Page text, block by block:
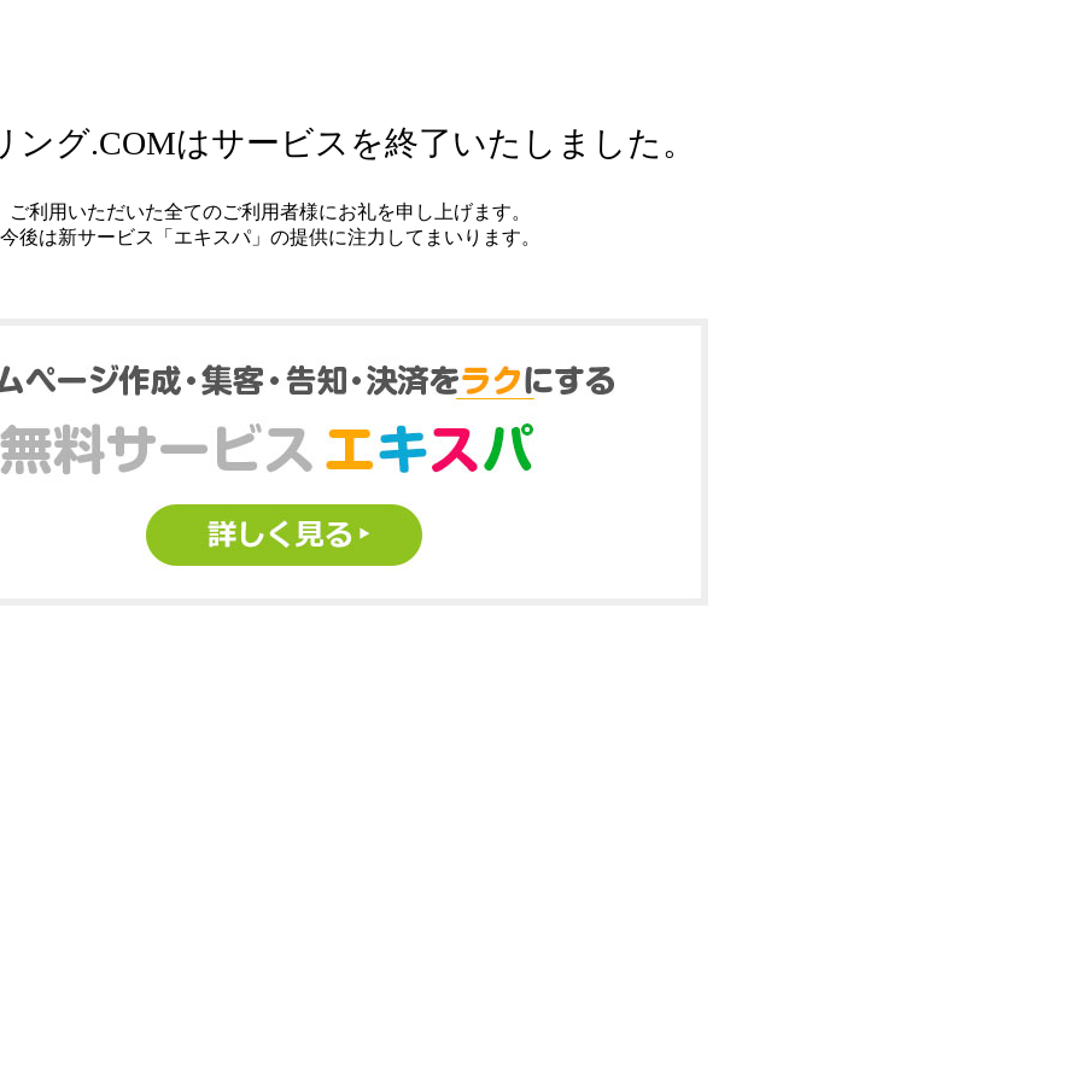
ング.COMはサービスを終了いたしました。
ご利用いただいた全てのご利用者様にお礼を申し上げます。
今後は新サービス「エキスパ」の提供に注力してまいります。